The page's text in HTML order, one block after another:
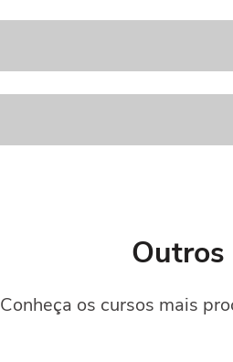
Outros
Conheça os cursos mais